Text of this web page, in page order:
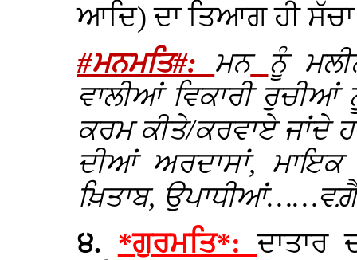
ਆਦਿ) ਦਾ ਤਿਆਗ ਹੀ
#ਮਨਮਤਿ#: ਮਨ
ਨੂੰ
ਵਾਲੀਆਂ ਵਿਕਾਰੀ
ਕਰਮ ਕੀਤੇ/ਕਰਵਾਏ ਜਾਂਦੇ
ਦੀਆਂ ਅਰਦਾਸਾਂ, ਮਾਇਕ
ਖ਼ਿਤਾਬ,
੪. *ਗੁਰਮਤਿ*: